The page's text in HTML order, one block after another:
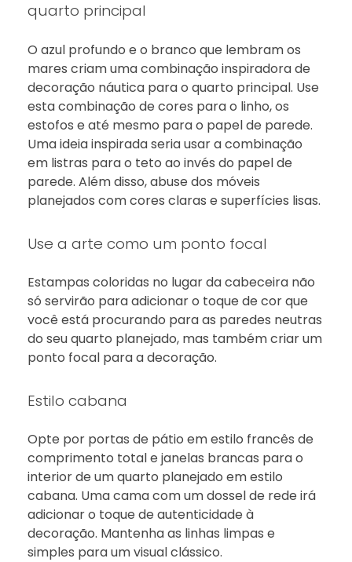
quarto principal
O azul profundo e o branco que lembram os
mares criam uma combinação inspiradora de
decoração náutica para o quarto principal. Use
esta combinação de cores para o linho, os
estofos e até mesmo para o papel de parede.
Uma ideia inspirada seria usar a combinação
em listras para o teto ao invés do papel de
parede. Além disso, abuse dos móveis
planejados com cores claras e superfícies lisas.
Use a arte como um ponto focal
Estampas coloridas no lugar da cabeceira não
só servirão para adicionar o toque de cor que
você está procurando para as paredes neutras
do seu quarto planejado, mas também criar um
ponto focal para a decoração.
Estilo cabana
Opte por portas de pátio em estilo francês de
comprimento total e janelas brancas para o
interior de um quarto planejado em estilo
cabana. Uma cama com um dossel de rede irá
adicionar o toque de autenticidade à
decoração. Mantenha as linhas limpas e
simples para um visual clássico.